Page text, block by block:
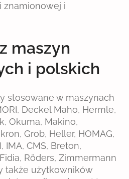
znamionowej i
maszyn
i polskich
stosowane w maszynach
Deckel Maho, Hermle,
Okuma, Makino,
Grob, Heller, HOMAG,
IMA, CMS, Breton,
Röders, Zimmermann
także użytkowników